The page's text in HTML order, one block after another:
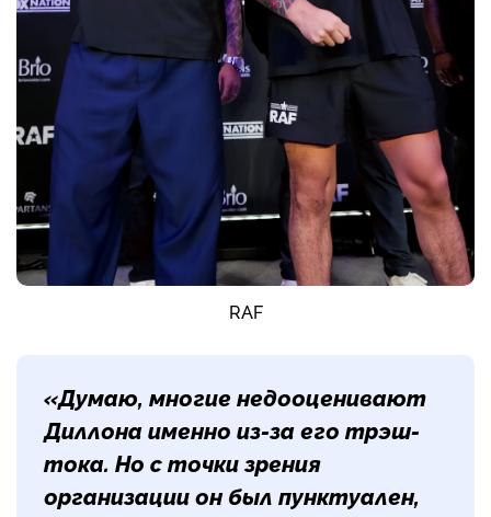
RAF
«Думаю, многие недооценивают
Диллона именно из-за его трэш-
тока. Но с точки зрения
организации он был пунктуален,